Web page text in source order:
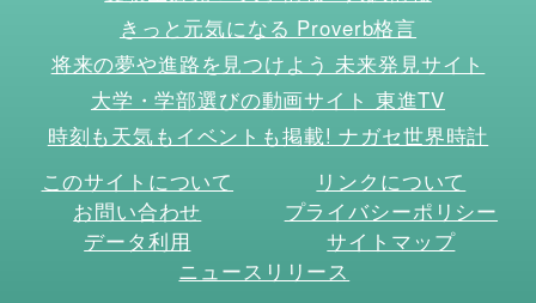
きっと元気になる Proverb格言
将来の夢や進路を見つけよう 未来発見サイト
大学・学部選びの動画サイト 東進TV
時刻も天気もイベントも掲載! ナガセ世界時計
このサイトについて
リンクについて
お問い合わせ
プライバシーポリシー
データ利用
サイトマップ
ニュースリリース